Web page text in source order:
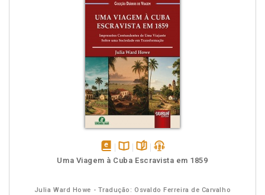
disponívelDisponível
páginaspodcast
Uma Viagem à Cuba Escravista em 1859
Julia Ward Howe - Tradução: Osvaldo Ferreira de Carvalho